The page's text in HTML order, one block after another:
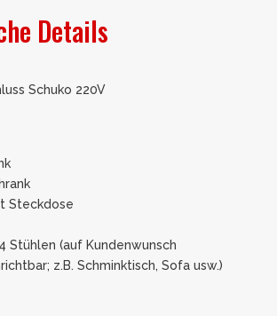
Details
Schuko 220V
Steckdose
Stühlen (auf Kundenwunsch
z.B. Schminktisch, Sofa usw.)